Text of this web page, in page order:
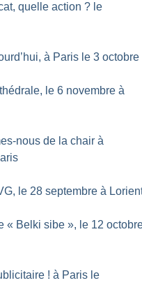
quelle action ? le
à Paris le 3 octobre
le 6 novembre à
nous de la chair à
le 28 septembre à
« Belki sibe », le 12
! à Paris le